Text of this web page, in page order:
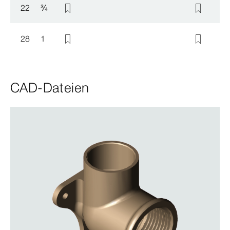
22 ¾
28 1
CAD-Dateien